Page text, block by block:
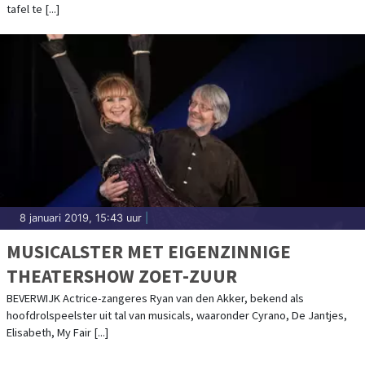
tafel te [...]
8 januari 2019, 15:43 uur
MUSICALSTER MET EIGENZINNIGE
THEATERSHOW ZOET-ZUUR
BEVERWIJK Actrice-zangeres Ryan van den Akker, bekend als
hoofdrolspeelster uit tal van musicals, waaronder Cyrano, De Jantjes,
Elisabeth, My Fair [...]